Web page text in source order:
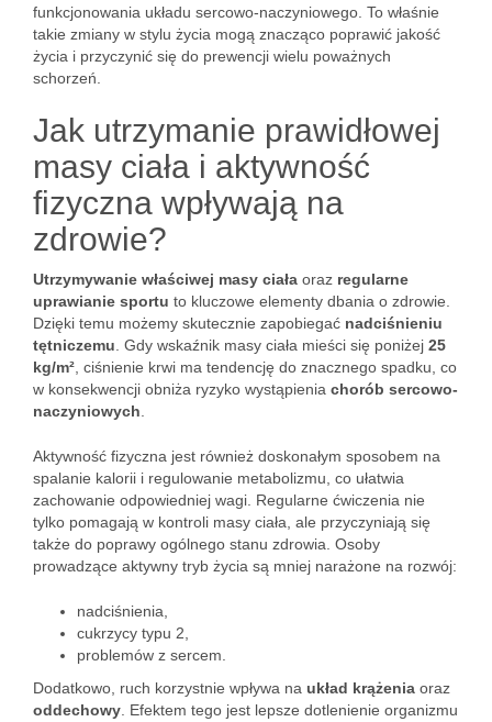
funkcjonowania układu sercowo-naczyniowego. To właśnie
takie zmiany w stylu życia mogą znacząco poprawić jakość
życia i przyczynić się do prewencji wielu poważnych
schorzeń.
Jak utrzymanie prawidłowej
masy ciała i aktywność
fizyczna wpływają na
zdrowie?
Utrzymywanie właściwej masy ciała oraz regularne
uprawianie sportu to kluczowe elementy dbania o zdrowie.
Dzięki temu możemy skutecznie zapobiegać nadciśnieniu
tętniczemu . Gdy wskaźnik masy ciała mieści się poniżej 25
kg/m² , ciśnienie krwi ma tendencję do znacznego spadku, co
w konsekwencji obniża ryzyko wystąpienia chorób sercowo-
naczyniowych
Aktywność fizyczna jest również doskonałym sposobem na
spalanie kalorii i regulowanie metabolizmu, co ułatwia
zachowanie odpowiedniej wagi. Regularne ćwiczenia nie
tylko pomagają w kontroli masy ciała, ale przyczyniają się
także do poprawy ogólnego stanu zdrowia. Osoby
prowadzące aktywny tryb życia są mniej narażone na rozwój:
nadciśnienia,
cukrzycy typu 2,
problemów z sercem.
Dodatkowo, ruch korzystnie wpływa na układ krążenia oraz
oddechowy . Efektem tego jest lepsze dotlenienie organizmu